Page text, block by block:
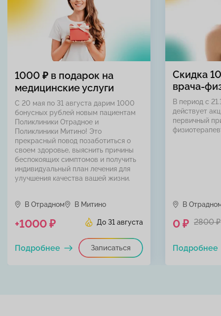
1000 ₽ в подарок на
медицинские услуги
С 20 мая по 31 августа дарим 1000
бонусных рублей новым пациентам
Поликлиники Отрадное и
Поликлиники Митино! Это
прекрасный повод позаботиться о
своем здоровье, выяснить причины
беспокоящих симптомов и получить
индивидуальный план лечения для
улучшения качества вашей жизни.
В Отрадном В Митино
До 31 августа
+1000 ₽
Записаться
Подробнее
Скидка
врача-
В период с
действует
первичный
В
0 ₽ 2800 ₽
Подробнее